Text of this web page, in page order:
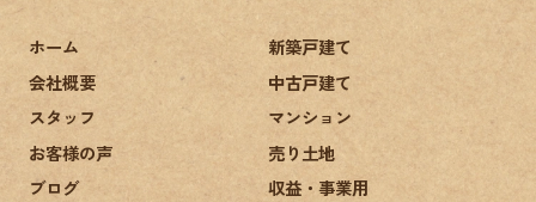
ホーム
会社概要
スタッフ
お客様の声
ブログ
新築戸建て
中古戸建て
マンション
売り土地
収益・事業用